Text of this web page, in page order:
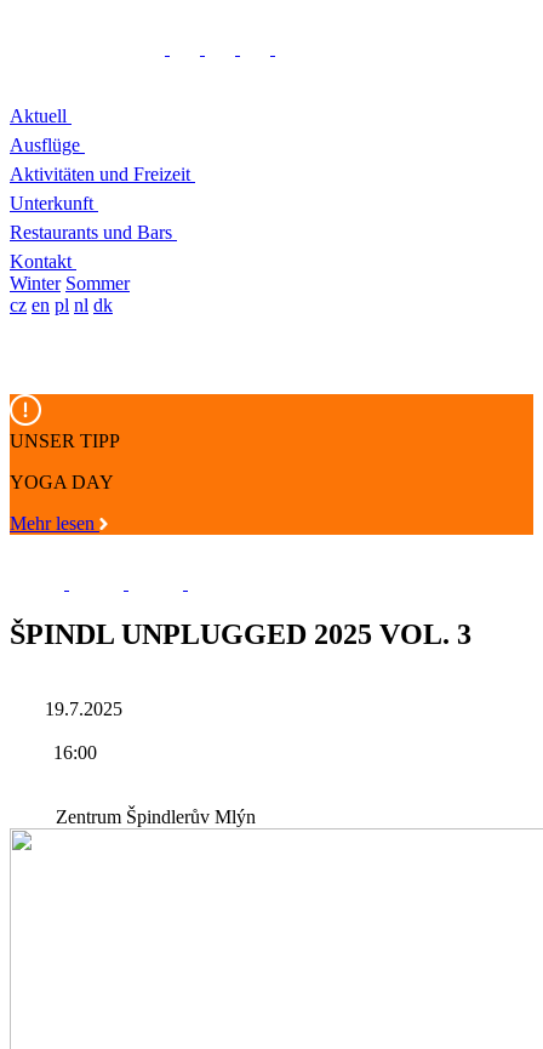
Aktuell
Ausflüge
Aktivitäten und Freizeit
Unterkunft
Restaurants und Bars
Kontakt
Winter Sommer
cz en pl nl dk
UNSER TIPP
YOGA DAY
Mehr lesen
ŠPINDL UNPLUGGED 2025 VOL. 3
19.7.2025
16:00
Zentrum Špindlerův Mlýn